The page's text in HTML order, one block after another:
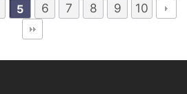
5 6 7 8 9 10